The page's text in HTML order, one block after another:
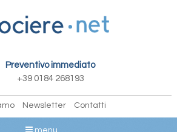
Preventivo immediato
+39 0184 268193
Newsletter Contatti
menu